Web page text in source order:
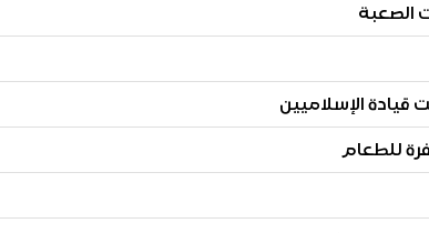
الصعبة
الإسلاميين
للطعام